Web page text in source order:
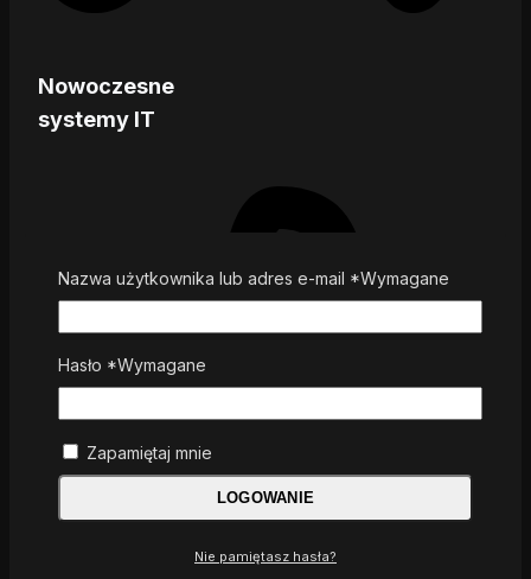
Nowoczesne
systemy IT
Nazwa użytkownika lub adres e-mail *Wymagane
Hasło *Wymagane
Zapamiętaj mnie
LOGOWANIE
Nie pamiętasz hasła?